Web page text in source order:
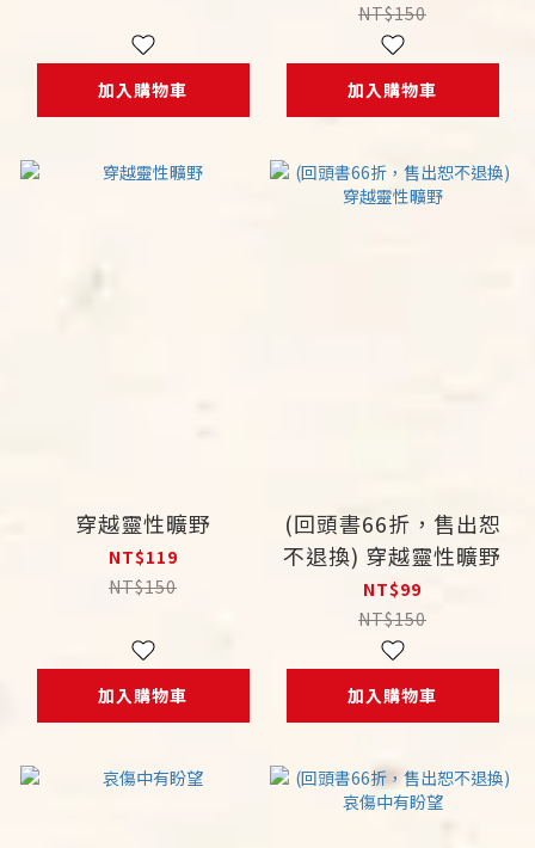
加入購物車
NT$150
加入購物車
穿越靈性曠野
NT$119
NT$150
加入購物車
(回頭書66折，售出恕
不退換) 穿越靈性曠野
NT$99
NT$150
加入購物車